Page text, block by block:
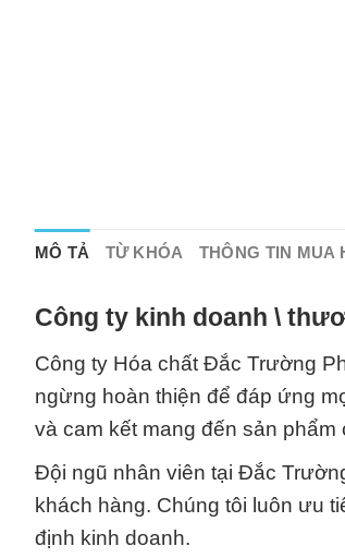
MÔ TẢ TỪ KHÓA THÔNG TIN MUA
Công ty kinh doanh \
Công ty Hóa chất Đắc Trường
ngừng hoàn thiện để đáp ứng
và cam kết mang đến sản
Đội ngũ nhân viên tại Đắc
khách hàng. Chúng tôi luôn ưu
định kinh doanh.